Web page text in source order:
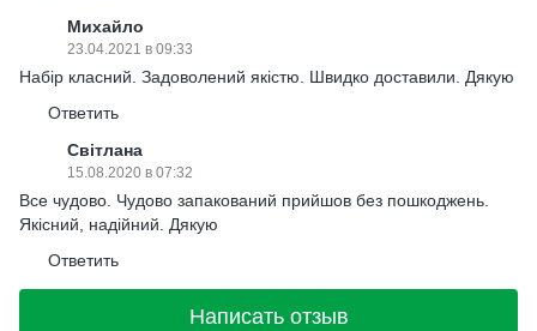
Михайло
23.04.2021 в 09:33
Набір класний. Задоволений якістю. Швидко доставили. Дякую
Ответить
Світлана
15.08.2020 в 07:32
Все чудово. Чудово запакований прийшов без пошкоджень.
Якісний, надійний. Дякую
Ответить
Написать отзыв